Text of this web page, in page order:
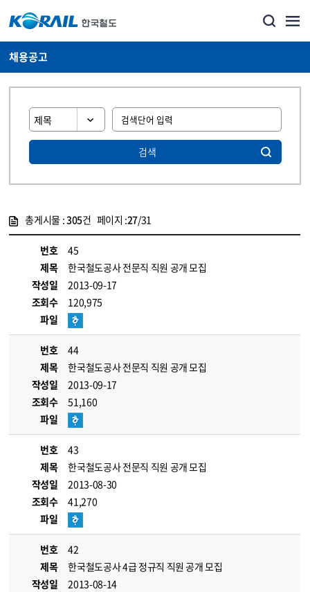
채용공고
검색
총게시물 :305건 페이지 :27/31
번호
45
제목
한국철도공사 전문직 직원 공개 모집
작성일
2013-09-17
조회수
120,975
파일
번호
44
제목
한국철도공사 전문직 직원 공개 모집
작성일
2013-09-17
조회수
51,160
파일
번호
43
제목
한국철도공사 전문직 직원 공개 모집
작성일
2013-08-30
조회수
41,270
파일
번호
42
제목
한국철도공사 4급 정규직 직원 공개 모집
작성일
2013-08-14